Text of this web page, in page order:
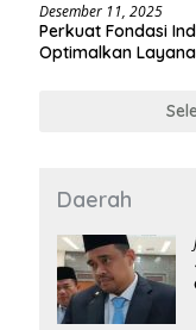
Desember 11, 2025
Perkuat Fondasi
Optimalkan
Daerah